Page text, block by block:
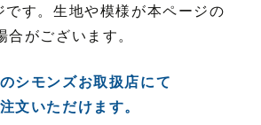
す。生地や模様が本ページの
がございます。
シモンズお取扱店にて
文いただけます。